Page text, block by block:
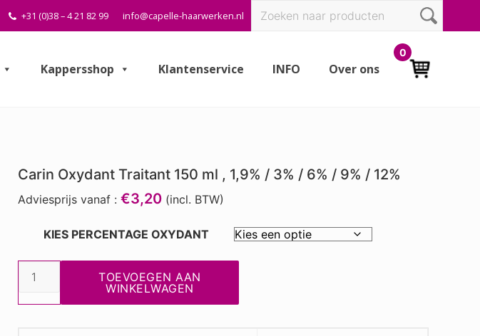
+31 (0)38 – 4 21 82 99 info@capelle-haarwerken.nl
naar:
Kappersshop Klantenservice INFO Over ons
0
Carin Oxydant Traitant 150 ml , 1,9% / 3% / 6% / 9% / 12%
Adviesprijs vanaf : €3,20 (incl. BTW)
KIES PERCENTAGE OXYDANT
Carin
Traitant
TOEVOEGEN AAN
WINKELWAGEN